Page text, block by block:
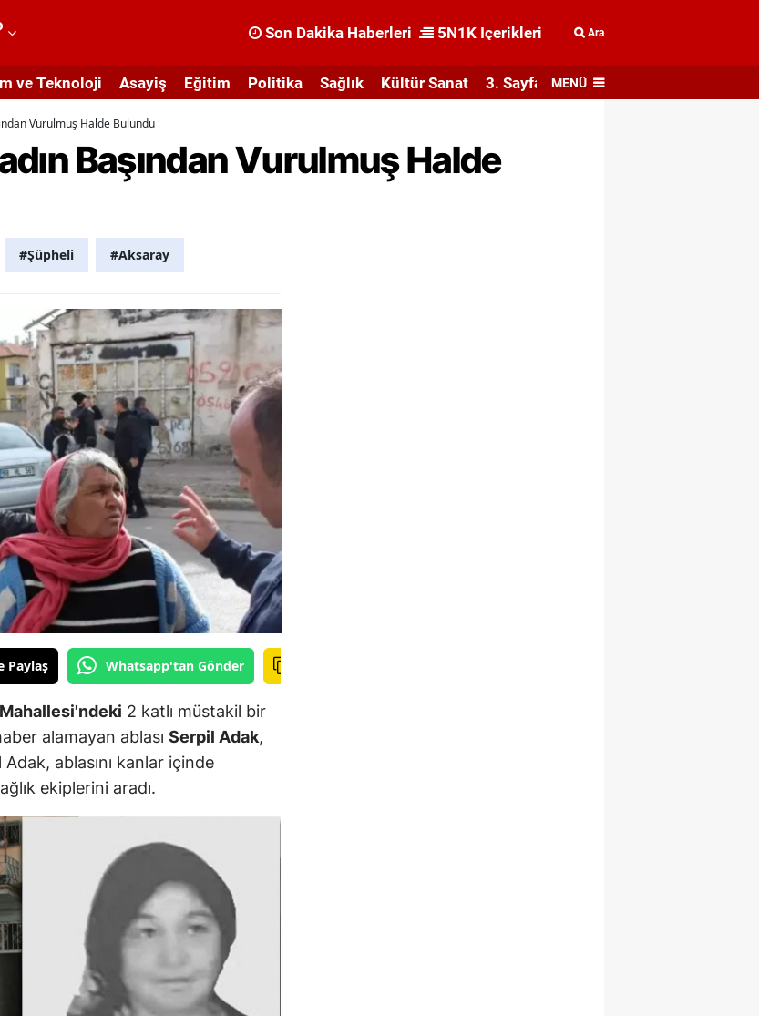
Son Dakika Haberleri 5N1K İçerikleri Ara
ve Teknoloji Asayiş Eğitim Politika Sağlık Kültür Sanat 3. Sayfa MENÜ
Vurulmuş Halde Bulundu
Başından Vurulmuş Halde
#Şüpheli #Aksaray
Paylaş Whatsapp'tan Gönder
Mahallesi'ndeki 2 katlı müstakil bir
alamayan ablası Serpil Adak,
ablasını kanlar içinde
ekiplerini aradı.